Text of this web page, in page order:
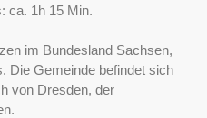
ca. 1h 15 Min.
im Bundesland Sachsen,
Die Gemeinde befindet sich
von Dresden, der